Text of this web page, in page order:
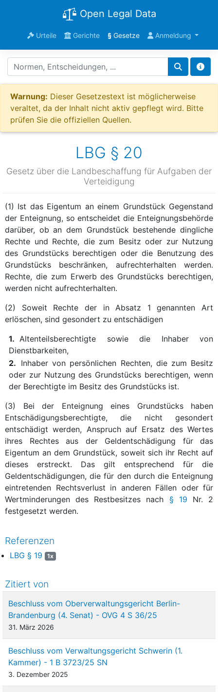
Open Legal Data
Urteile Gerichte §Gesetze Anmeldung
Warnung: Dieser Gesetzestext ist möglicherweise
veraltet, da der Inhalt nicht aktiv gepflegt wird. Bitte
prüfen Sie die offiziellen Quellen.
LBG § 20
Gesetz über die Landbeschaffung für Aufgaben der
Verteidigung
(1) Ist das Eigentum an einem Grundstück Gegenstand
der Enteignung, so entscheidet die Enteignungsbehörde
darüber, ob an dem Grundstück bestehende dingliche
Rechte und Rechte, die zum Besitz oder zur Nutzung
des Grundstücks berechtigen oder die Benutzung des
Grundstücks beschränken, aufrechterhalten werden.
Rechte, die zum Erwerb des Grundstücks berechtigen,
werden nicht aufrechterhalten.
(2) Soweit Rechte der in Absatz 1 genannten Art
erlöschen, sind gesondert zu entschädigen
1. Altenteilsberechtigte sowie die Inhaber von
Dienstbarkeiten,
2. Inhaber von persönlichen Rechten, die zum Besitz
oder zur Nutzung des Grundstücks berechtigen, wenn
der Berechtigte im Besitz des Grundstücks ist.
(3) Bei der Enteignung eines Grundstücks haben
Entschädigungsberechtigte, die nicht gesondert
entschädigt werden, Anspruch auf Ersatz des Wertes
ihres Rechtes aus der Geldentschädigung für das
Eigentum an dem Grundstück, soweit sich ihr Recht auf
dieses erstreckt. Das gilt entsprechend für die
Geldentschädigungen, die für den durch die Enteignung
eintretenden Rechtsverlust in anderen Fällen oder für
Wertminderungen des Restbesitzes nach § 19 Nr. 2
festgesetzt werden.
Referenzen
LBG § 19 1x
Zitiert von
Beschluss vom Oberverwaltungsgericht Berlin-
Brandenburg (4. Senat) - OVG 4 S 36/25
31. März 2026
Beschluss vom Verwaltungsgericht Schwerin (1.
Kammer) - 1 B 3723/25 SN
3. Dezember 2025